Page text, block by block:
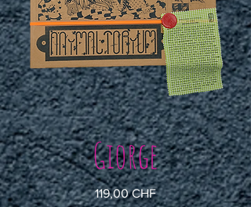
Giorge
Preis
119,00 CHF